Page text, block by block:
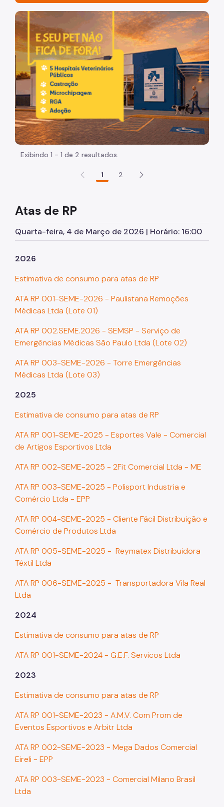
Contratos
Chamamentos
Parcerias
Despachos Autorizatórios
Portarias
Atas de RP
Tabela Referencial
Imagem de um cachorro caramelo e uma gata rajada,
Exibindo 1 - 1 de 2 resultados.
1 2
Atas de RP
Quarta-feira, 4 de Março de 2026 | Horário: 16:00
2026
Estimativa de consumo para atas de RP
ATA RP 001-SEME-2026 - Paulistana Remoções
Médicas Ltda (Lote 01)
ATA RP 002.SEME.2026 - SEMSP - Serviço de
Emergências Médicas São Paulo Ltda (Lote 02)
ATA RP 003-SEME-2026 - Torre Emergências
Médicas Ltda (Lote 03)
2025
Estimativa de consumo para atas de RP
ATA RP 001-SEME-2025 - Esportes Vale - Comercial
de Artigos Esportivos Ltda
ATA RP 002-SEME-2025 - 2Fit Comercial Ltda - ME
ATA RP 003-SEME-2025 - Polisport Industria e
Comércio Ltda - EPP
ATA RP 004-SEME-2025 - Cliente Fácil Distribuição e
Comércio de Produtos Ltda
ATA RP 005-SEME-2025 - Reymatex Distribuidora
Têxtil Ltda
ATA RP 006-SEME-2025 - Transportadora Vila Real
Ltda
2024
Estimativa de consumo para atas de RP
ATA RP 001-SEME-2024 - G.E.F. Servicos Ltda
2023
Estimativa de consumo para atas de RP
ATA RP 001-SEME-2023 - A.M.V. Com Prom de
Eventos Esportivos e Arbitr Ltda
ATA RP 002-SEME-2023 - Mega Dados Comercial
Eireli - EPP
ATA RP 003-SEME-2023 - Comercial Milano Brasil
Ltda